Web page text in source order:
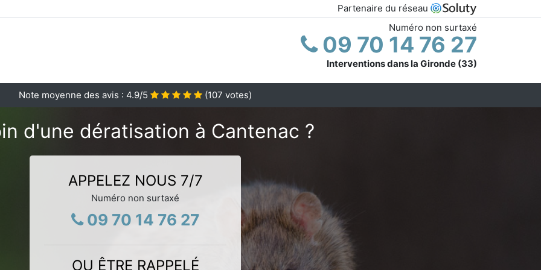
Partenaire du réseau
Numéro non surtaxé
09 70 14 76 27
Interventions dans la Gironde (33)
Note moyenne des avis : 4.9/5 (107 votes)
d'une dératisation à Cantenac ?
APPELEZ NOUS 7/7
Numéro non surtaxé
09 70 14 76 27
OU ÊTRE RAPPELÉ